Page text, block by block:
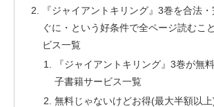
『ジャイアントキリング』3巻を合法
ぐに・という好条件で全ページ読むこ
ビス一覧
『ジャイアントキリング』3巻が無
子書籍サービス一覧
無料じゃないけどお得(最大半額以